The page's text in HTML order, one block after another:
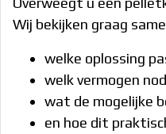
Wij bekijken graag
welke oplossing
welk vermogen
wat de mogelijke
en hoe dit